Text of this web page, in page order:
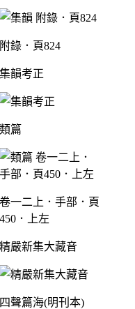
附錄．頁824
集韻考正
類篇
卷一二上．手部．頁
450．上左
精嚴新集大藏音
四聲篇海(明刊本)